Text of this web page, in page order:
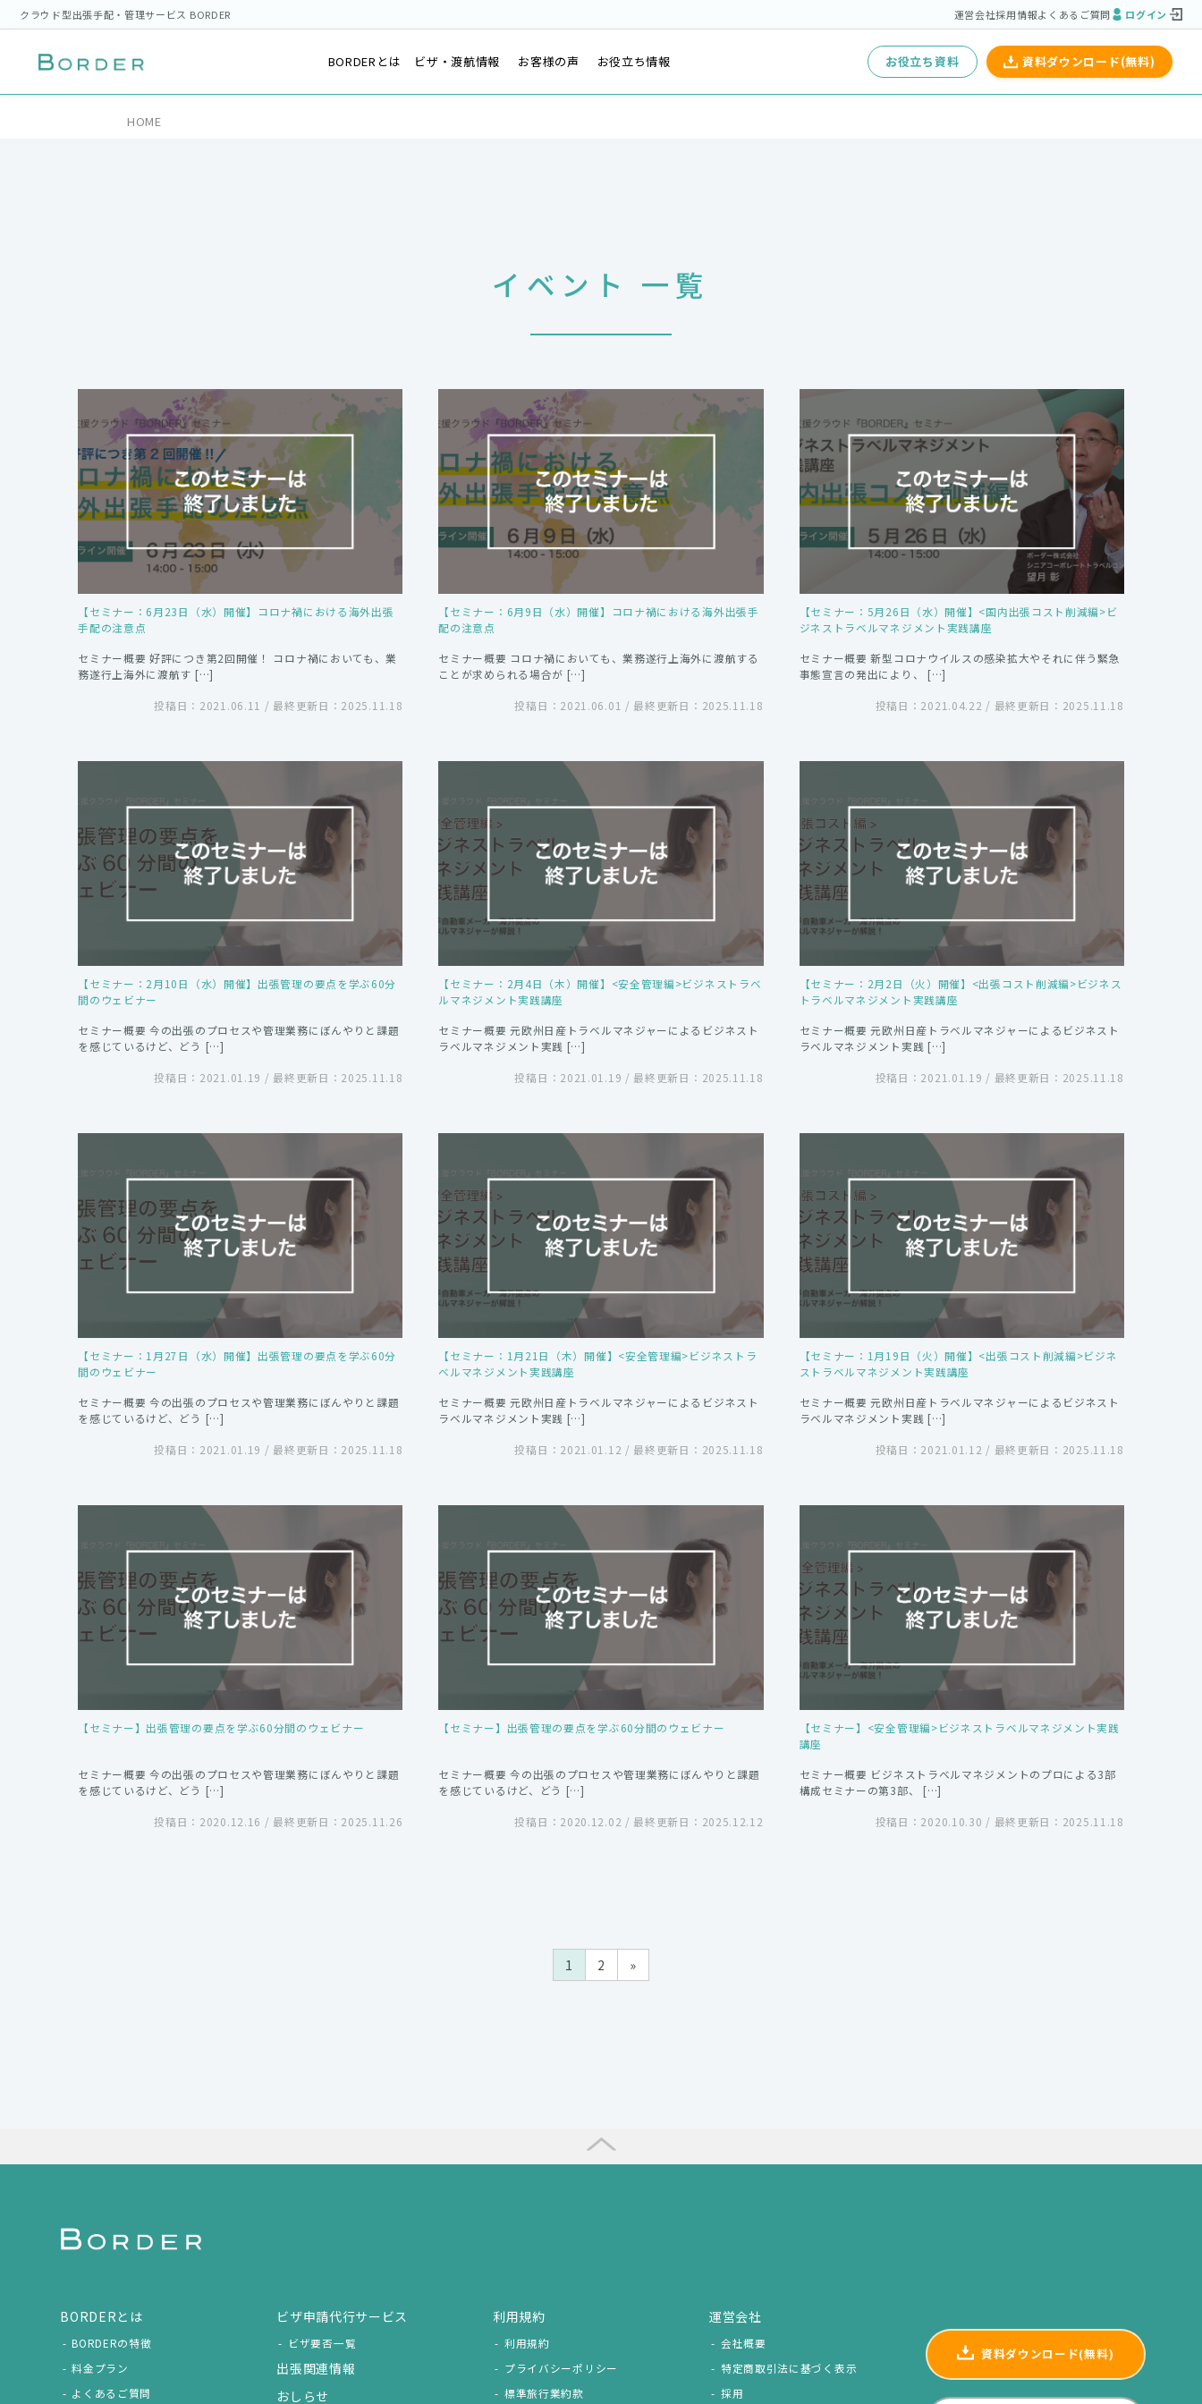
クラウド型出張手配・管理サービス BORDER 運営会社採用情報よくあるご質問 ログイン
BORDERとは ビザ・渡航情報 お客様の声 お役立ち情報 お役立ち資料 資料ダウンロード(無料)
HOME
イベント 一覧
【セミナー：6月23日（水）開催】コロナ禍における海外出張
手配の注意点
セミナー概要 好評につき第2回開催！ コロナ禍においても、業
務遂行上海外に渡航す […]
投稿日：2021.06.11 / 最終更新日：2025.11.18
【セミナー：6月9日（水）開催】コロナ禍における海外出張手
配の注意点
セミナー概要 コロナ禍においても、業務遂行上海外に渡航する
ことが求められる場合が […]
投稿日：2021.06.01 / 最終更新日：2025.11.18
【セミナー：5月26日（水）開催】<国内出張コスト削減編>ビ
ジネストラベルマネジメント実践講座
セミナー概要 新型コロナウイルスの感染拡大やそれに伴う緊急
事態宣言の発出により、 […]
投稿日：2021.04.22 / 最終更新日：2025.11.18
【セミナー：2月10日（水）開催】出張管理の要点を学ぶ60分
間のウェビナー
セミナー概要 今の出張のプロセスや管理業務にぼんやりと課題
を感じているけど、どう […]
投稿日：2021.01.19 / 最終更新日：2025.11.18
【セミナー：2月4日（木）開催】<安全管理編>ビジネストラベ
ルマネジメント実践講座
セミナー概要 元欧州日産トラベルマネジャーによるビジネスト
ラベルマネジメント実践 […]
投稿日：2021.01.19 / 最終更新日：2025.11.18
【セミナー：2月2日（火）開催】<出張コスト削減編>ビジネス
トラベルマネジメント実践講座
セミナー概要 元欧州日産トラベルマネジャーによるビジネスト
ラベルマネジメント実践 […]
投稿日：2021.01.19 / 最終更新日：2025.11.18
【セミナー：1月27日（水）開催】出張管理の要点を学ぶ60分
間のウェビナー
セミナー概要 今の出張のプロセスや管理業務にぼんやりと課題
を感じているけど、どう […]
投稿日：2021.01.19 / 最終更新日：2025.11.18
【セミナー：1月21日（木）開催】<安全管理編>ビジネストラ
ベルマネジメント実践講座
セミナー概要 元欧州日産トラベルマネジャーによるビジネスト
ラベルマネジメント実践 […]
投稿日：2021.01.12 / 最終更新日：2025.11.18
【セミナー：1月19日（火）開催】<出張コスト削減編>ビジネ
ストラベルマネジメント実践講座
セミナー概要 元欧州日産トラベルマネジャーによるビジネスト
ラベルマネジメント実践 […]
投稿日：2021.01.12 / 最終更新日：2025.11.18
【セミナー】出張管理の要点を学ぶ60分間のウェビナー
セミナー概要 今の出張のプロセスや管理業務にぼんやりと課題
を感じているけど、どう […]
投稿日：2020.12.16 / 最終更新日：2025.11.26
【セミナー】出張管理の要点を学ぶ60分間のウェビナー
セミナー概要 今の出張のプロセスや管理業務にぼんやりと課題
を感じているけど、どう […]
投稿日：2020.12.02 / 最終更新日：2025.12.12
【セミナー】<安全管理編>ビジネストラベルマネジメント実践
講座
セミナー概要 ビジネストラベルマネジメントのプロによる3部
構成セミナーの第3部、 […]
投稿日：2020.10.30 / 最終更新日：2025.11.18
1 2 »
BORDERとは
BORDERの特徴
料金プラン
よくあるご質問
ビザ申請代行サービス
ビザ要否一覧
出張関連情報
おしらせ
利用規約
利用規約
プライバシーポリシー
標準旅行業約款
運営会社
会社概要
特定商取引法に基づく表示
採用
資料ダウンロード(無料)